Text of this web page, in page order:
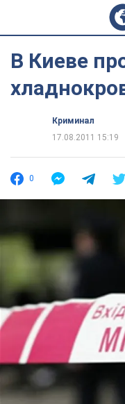
В Киеве
Криминал
17.08.2011 15:19
0